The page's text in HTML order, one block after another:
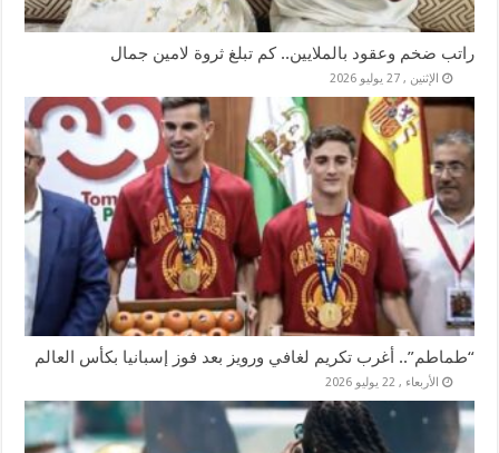
راتب ضخم وعقود بالملايين.. كم تبلغ ثروة لامين جمال
الإثنين , 27 يوليو 2026
“طماطم”.. أغرب تكريم لغافي ورويز بعد فوز إسبانيا بكأس العالم
الأربعاء , 22 يوليو 2026